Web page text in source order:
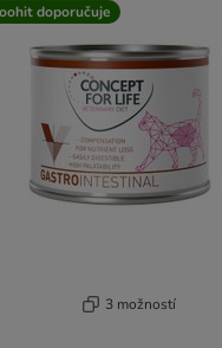
doporučuje
3 možností